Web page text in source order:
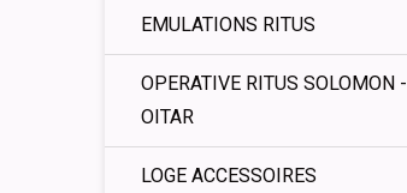
EMULATIONS RITUS
OPERATIVE RITUS SOLOMON -
OITAR
LOGE ACCESSOIRES